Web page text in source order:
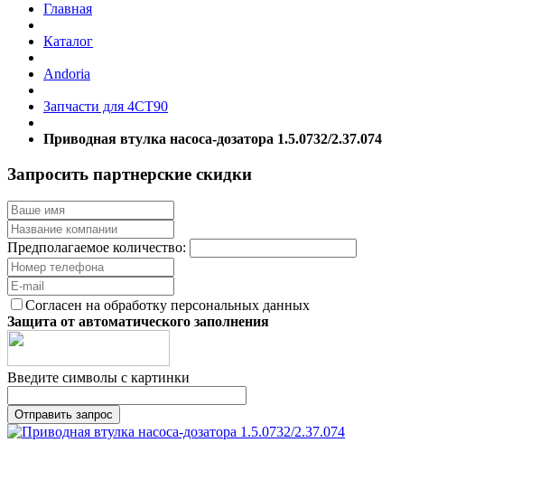
Главная
Каталог
Andoria
Запчасти для 4CT90
Приводная втулка насоса-дозатора 1.5.0732/2.37.074
Запросить партнерские скидки
Предполагаемое количество:
Согласен на обработку персональных данных
Защита от автоматического заполнения
Введите символы с картинки